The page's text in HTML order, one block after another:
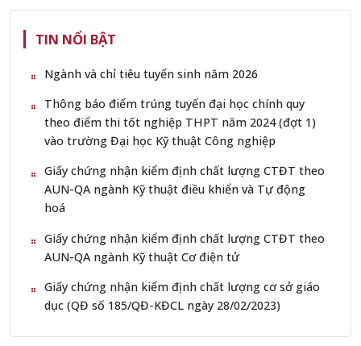
TIN NỔI BẬT
Ngành và chỉ tiêu tuyển sinh năm 2026
Thông báo điểm trúng tuyển đại học chính quy
theo điểm thi tốt nghiệp THPT năm 2024 (đợt 1)
vào trường Đại học Kỹ thuật Công nghiệp
Giấy chứng nhận kiểm định chất lượng CTĐT theo
AUN-QA ngành Kỹ thuật điều khiển và Tự động
hoá
Giấy chứng nhận kiểm định chất lượng CTĐT theo
AUN-QA ngành Kỹ thuật Cơ điện tử
Giấy chứng nhận kiểm định chất lượng cơ sở giáo
dục (QĐ số 185/QĐ-KĐCL ngày 28/02/2023)